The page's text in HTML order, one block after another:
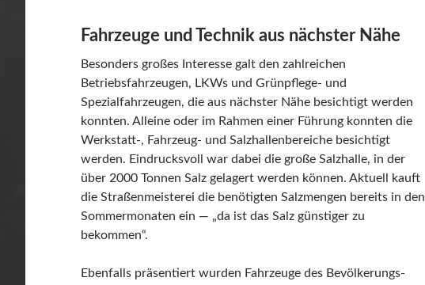
Fahrzeuge und Technik aus nächster Nähe
Besonders großes Interesse galt den zahlreichen
Betriebsfahrzeugen, LKWs und Grünpflege- und
Spezialfahrzeugen, die aus nächster Nähe besichtigt werden
konnten. Alleine oder im Rahmen einer Führung konnten die
Werkstatt-, Fahrzeug- und Salzhallenbereiche besichtigt
werden. Eindrucksvoll war dabei die große Salzhalle, in der
über 2000 Tonnen Salz gelagert werden können. Aktuell kauft
die Straßenmeisterei die benötigten Salzmengen bereits in den
Sommermonaten ein — „da ist das Salz günstiger zu
bekommen“.
Ebenfalls präsentiert wurden Fahrzeuge des Bevölkerungs-